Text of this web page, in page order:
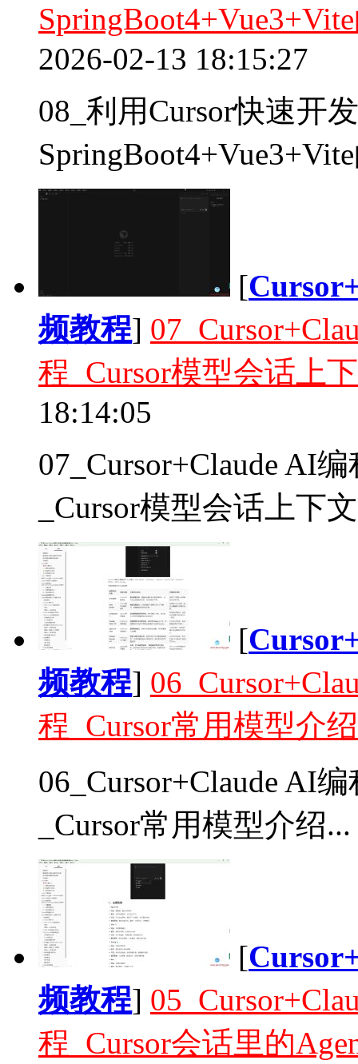
2026-02-13 18:15:27
08_利用Cursor快速开
[
频教程]
程_Cursor模型会话上
18:14:05
07_Cursor+Claude AI
_Cursor模型会话上下
[
频教程]
程_Cursor常用模型介绍
06_Cursor+Claude AI
_Cursor常用模型介绍...
[
频教程]
程_Cursor会话里的